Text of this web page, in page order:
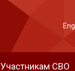
Участникам СВО
Eng